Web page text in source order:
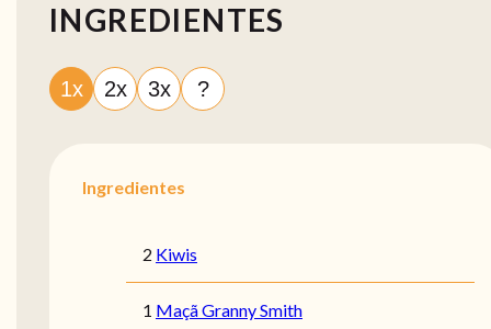
INGREDIENTES
1x 2x 3x ?
Ingredientes
2 Kiwis
1 Maçã Granny Smith